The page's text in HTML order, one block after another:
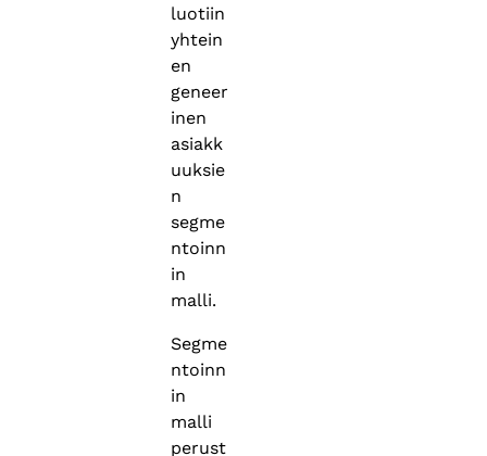
luotiin
yhtein
en
geneer
inen
asiakk
uuksie
n
segme
ntoinn
in
malli.
Segme
ntoinn
in
malli
perust